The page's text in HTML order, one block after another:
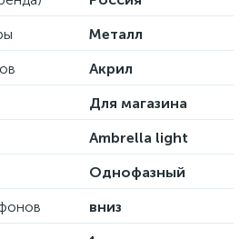
Металл
Акрил
Для магазина
Ambrella light
Однофазный
вниз